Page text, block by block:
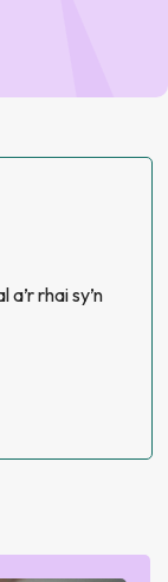
rhai sy’n